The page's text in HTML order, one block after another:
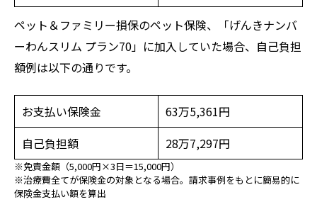
ペット＆ファミリー損保のペット保険、「げんきナンバ
ーわんスリム プラン70」に加入していた場合、自己負担
額例は以下の通りです。
お支払い保険金
63万5,361円
自己負担額
28万7,297円
※免責金額（5,000円×3日＝15,000円）
※治療費全てが保険金の対象となる場合。請求事例をもとに簡易的に
保険金支払い額を算出